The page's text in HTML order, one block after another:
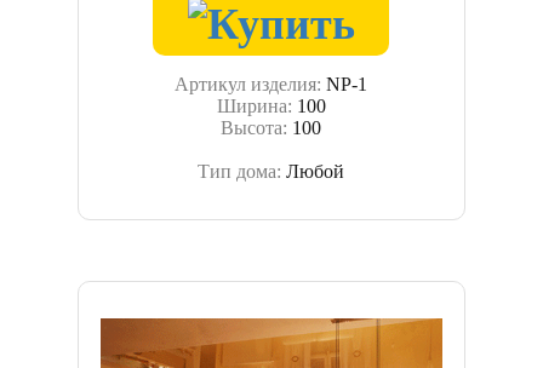
Артикул изделия:NP-1
Ширина: 100
Высота: 100
Тип дома:Любой